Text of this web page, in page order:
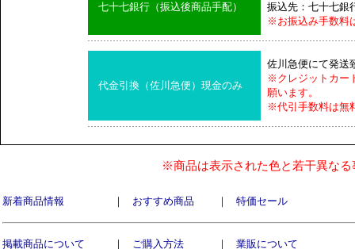
七十七銀行（振込後商品手配）
振込先：七十七銀
※お振込み手数料
代金引換（佐川急便）現金のみ
佐川急便にて発送
※クレジットカー
願います。
※代引手数料は無
※商品は表示された色と若干異な
新着商品情報 ｜ おすすめ商品 ｜ 特価セール
掲載商品について ｜ ご購入方法 ｜ 業販について